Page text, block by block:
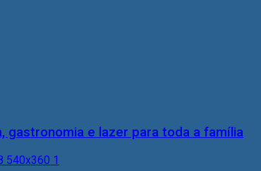
gastronomia e lazer para toda a família